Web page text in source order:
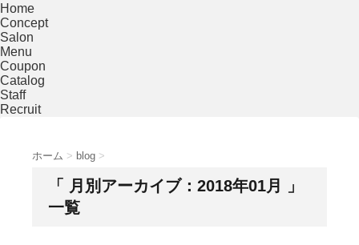
Home
Concept
Salon
Menu
Coupon
Catalog
Staff
Recruit
ホーム > blog >
「 月別アーカイブ：2018年01月 」
一覧